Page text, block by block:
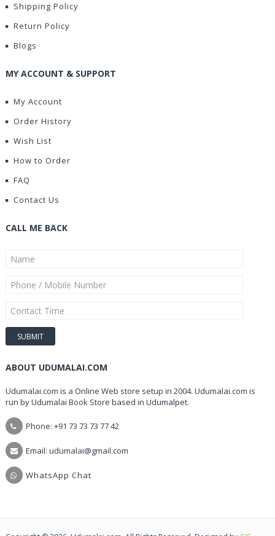
Shipping Policy
Return Policy
Blogs
MY ACCOUNT & SUPPORT
My Account
Order History
Wish List
How to Order
FAQ
Contact Us
CALL ME BACK
ABOUT UDUMALAI.COM
Udumalai.com is a Online Web store setup in 2004. Udumalai.com is
run by Udumalai Book Store based in Udumalpet.
Phone: +91 73 73 73 77 42
Email: udumalai@gmail.com
WhatsApp Chat